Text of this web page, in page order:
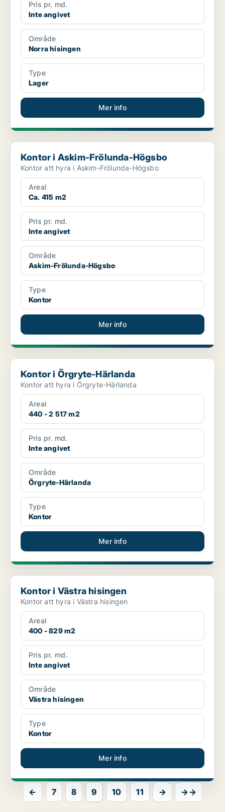
Pris pr. md.
Inte angivet
Område
Norra hisingen
Type
Lager
Mer info
Kontor i Askim-Frölunda-Högsbo
Kontor i Askim-Frölunda-Högsbo
Kontor att hyra i Askim-Frölunda-Högsbo
Areal
Ca. 415 m2
Pris pr. md.
Inte angivet
Område
Askim-Frölunda-Högsbo
Type
Kontor
Mer info
Kontor i Örgryte-Härlanda
Kontor i Örgryte-Härlanda
Kontor att hyra i Örgryte-Härlanda
Areal
440 - 2 517 m2
Pris pr. md.
Inte angivet
Område
Örgryte-Härlanda
Type
Kontor
Mer info
Kontor i Västra hisingen
Kontor i Västra hisingen
Kontor att hyra i Västra hisingen
Areal
400 - 829 m2
Pris pr. md.
Inte angivet
Område
Västra hisingen
Type
Kontor
Mer info
← 7 8 9 10 11 → →→